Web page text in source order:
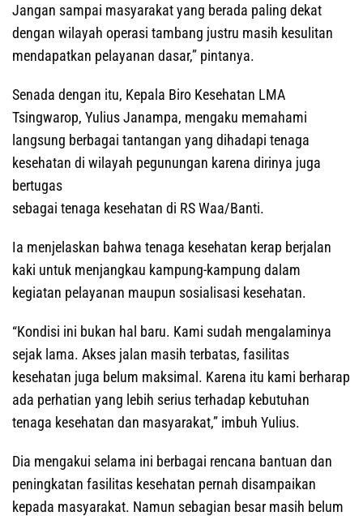
Jangan sampai masyarakat yang berada paling dekat
dengan wilayah operasi tambang justru masih kesulitan
mendapatkan pelayanan dasar,” pintanya.
Senada dengan itu, Kepala Biro Kesehatan LMA
Tsingwarop, Yulius Janampa, mengaku memahami
langsung berbagai tantangan yang dihadapi tenaga
kesehatan di wilayah pegunungan karena dirinya juga
bertugas
sebagai tenaga kesehatan di RS Waa/Banti.
Ia menjelaskan bahwa tenaga kesehatan kerap berjalan
kaki untuk menjangkau kampung-kampung dalam
kegiatan pelayanan maupun sosialisasi kesehatan.
“Kondisi ini bukan hal baru. Kami sudah mengalaminya
sejak lama. Akses jalan masih terbatas, fasilitas
kesehatan juga belum maksimal. Karena itu kami berharap
ada perhatian yang lebih serius terhadap kebutuhan
tenaga kesehatan dan masyarakat,” imbuh Yulius.
Dia mengakui selama ini berbagai rencana bantuan dan
peningkatan fasilitas kesehatan pernah disampaikan
kepada masyarakat. Namun sebagian besar masih belum